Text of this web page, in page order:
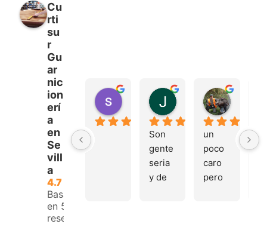
Cu
rti
su
r
Gu
ar
nic
ion
erí
a
en
Se
vill
a
4.7
Basado
en 53
reseñas.
sergio castillo
hace 4 meses
Juan Francisco
hace 4 meses
Son
gente
seria
y de
Tonio
un
poco
caro
pero